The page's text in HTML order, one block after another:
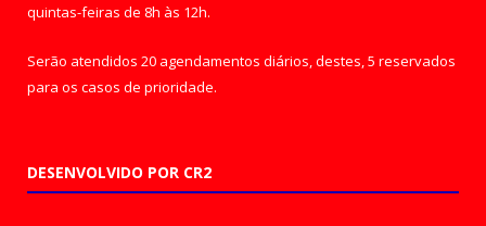
quintas-feiras de 8h às 12h.
Serão atendidos 20 agendamentos diários, destes, 5 reservados
para os casos de prioridade.
DESENVOLVIDO POR CR2